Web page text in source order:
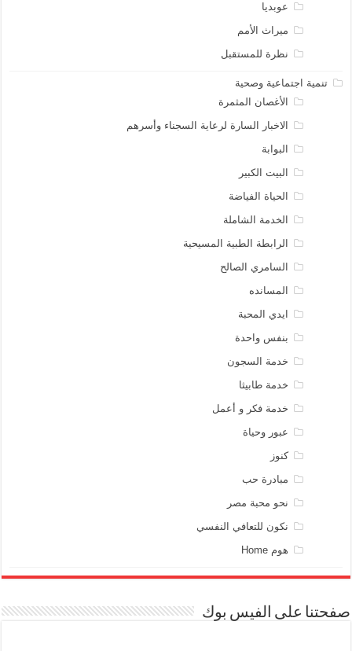
عوبديا
ميراث الأمم
نظرة للمستقبل
تنمية اجتماعية وصحية
الأغصان المثمرة
الاخبار السارة لرعاية السجناء وأسرهم
البوابة
البيت الكبير
الحياة الفياضة
الخدمة الشاملة
الرابطة الطبية المسيحية
السامري الصالح
المسانده
ايدي المحبة
بنفس واحدة
خدمة السجون
خدمة طابيثا
خدمة فكر و أعمل
عبور وحياة
كنوز
مبادرة حب
نحو محبة مصر
نكون للتعافي النفسي
هوم Home
صفحتنا على الفيس بوك